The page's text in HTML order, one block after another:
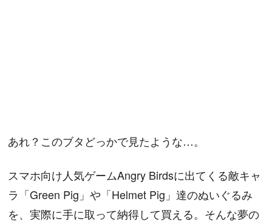
あれ？このブタどっかで見たような…。
スマホ向け人気ゲームAngry Birdsに出てくる敵キャ
ラ「Green Pig」や「Helmet Pig」達のぬいぐるみ
を、実際に手に取って納得して買える。そんな夢の